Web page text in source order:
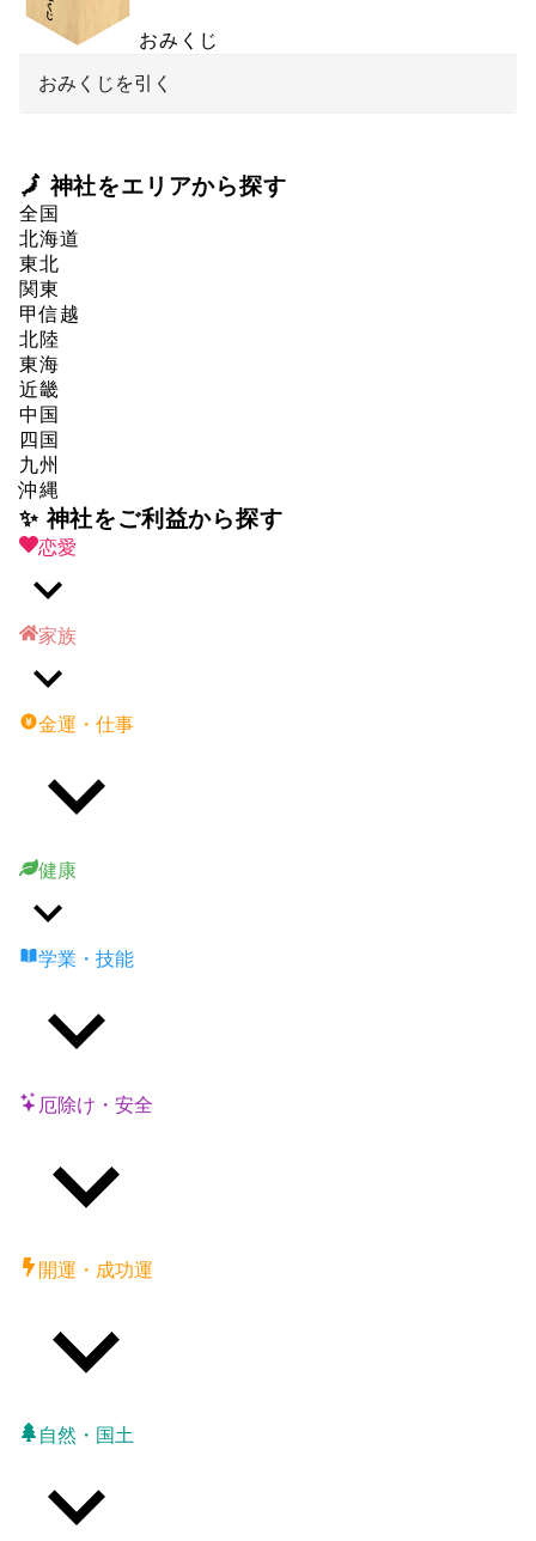
おみくじ
おみくじを引く
🗾 神社をエリアから探す
全国
北海道
東北
関東
甲信越
北陸
東海
近畿
中国
四国
九州
沖縄
✨ 神社をご利益から探す
恋愛
家族
金運・仕事
健康
学業・技能
厄除け・安全
開運・成功運
自然・国土